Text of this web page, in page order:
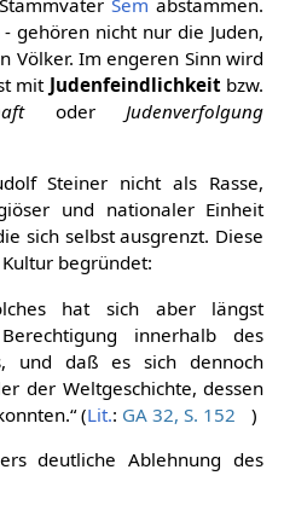
Sem abstammen.
- gehören nicht nur die Juden,
Völker. Im engeren Sinn wird
mit Judenfeindlichkeitbzw.
oderJudenverfolgung
Steiner nicht als Rasse,
und nationaler Einheit
sich selbst ausgrenzt. Diese
begründet:
hat sich aber längst
innerhalb des
und daß es sich dennoch
der Weltgeschichte, dessen
(Lit.: GA 32, S. 152
)
deutliche Ablehnung des